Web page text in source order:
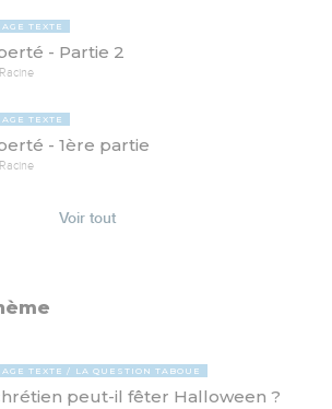
TEXTE
- Partie 2
TEXTE
- 1ère partie
Voir tout
TEXTE LA QUESTION TABOUE
peut-il fêter Halloween ?